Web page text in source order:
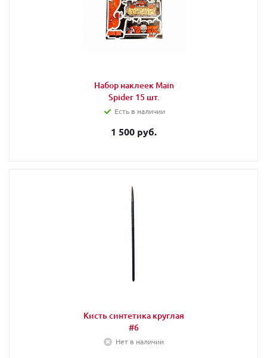
Набор наклеек Main
Spider 15 шт.
Есть в наличии
1 500 руб.
Кисть синтетика круглая
#6
Нет в наличии